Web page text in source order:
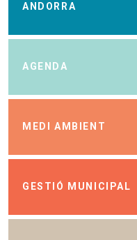
ANDORRA
AGENDA
MEDI AMBIENT
GESTIÓ MUNICIPAL